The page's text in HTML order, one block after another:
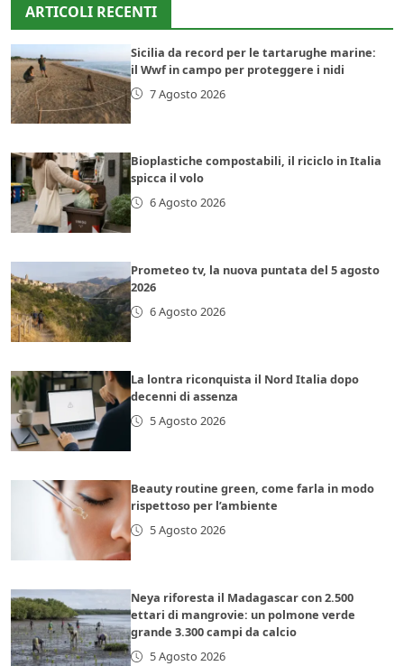
ARTICOLI RECENTI
Sicilia da record per le tartarughe marine:
il Wwf in campo per proteggere i nidi
7 Agosto 2026
Bioplastiche compostabili, il riciclo in Italia
spicca il volo
6 Agosto 2026
Prometeo tv, la nuova puntata del 5 agosto
2026
6 Agosto 2026
La lontra riconquista il Nord Italia dopo
decenni di assenza
5 Agosto 2026
Beauty routine green, come farla in modo
rispettoso per l’ambiente
5 Agosto 2026
Neya riforesta il Madagascar con 2.500
ettari di mangrovie: un polmone verde
grande 3.300 campi da calcio
5 Agosto 2026